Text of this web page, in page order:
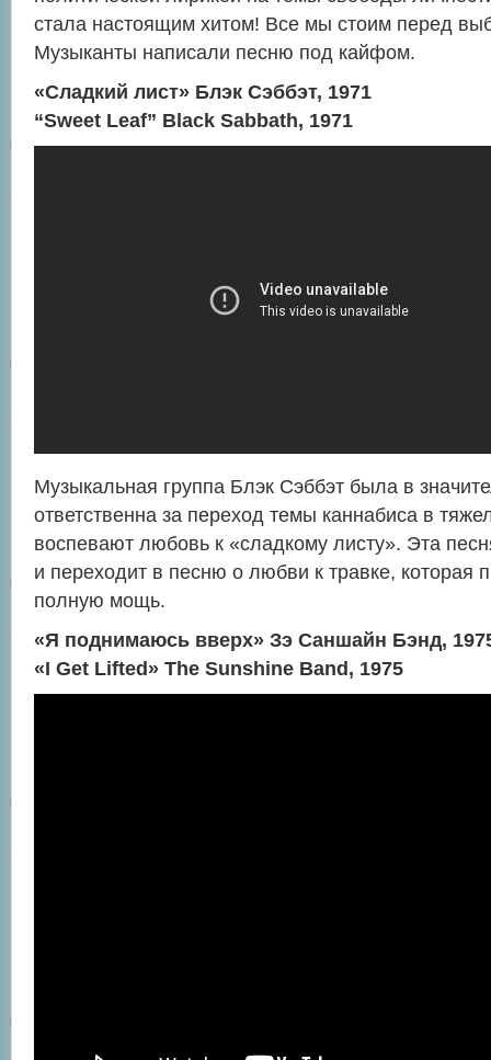
стала настоящим хитом! Все мы стоим перед
Музыканты написали песню под кайфом.
«Сладкий лист» Блэк Сэббэт, 1971
“Sweet Leaf” Black Sabbath, 1971
Музыкальная группа Блэк Сэббэт была в
ответственна за переход темы каннабиса в
воспевают любовь к «сладкому листу». Эта
и переходит в песню о любви к травке, которая
полную мощь.
«Я поднимаюсь вверх» Зэ Саншайн Бэнд,
«I Get Lifted» The Sunshine Band, 1975